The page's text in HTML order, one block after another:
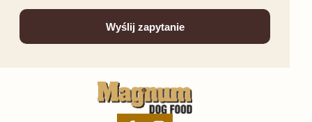
Wyślij zapytanie